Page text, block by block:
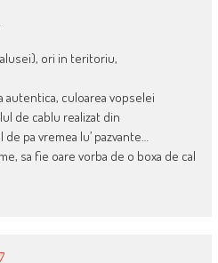
ori in teritoriu,
autentica, culoarea vopselei
de cablu realizat din
pa vremea lu’ pazvante…
sa fie oare vorba de o boxa de cal